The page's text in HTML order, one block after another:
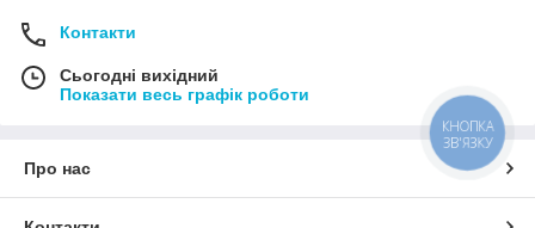
Контакти
Сьогодні вихідний
Показати весь графік роботи
Про нас
КНОПКА
ЗВ'ЯЗКУ